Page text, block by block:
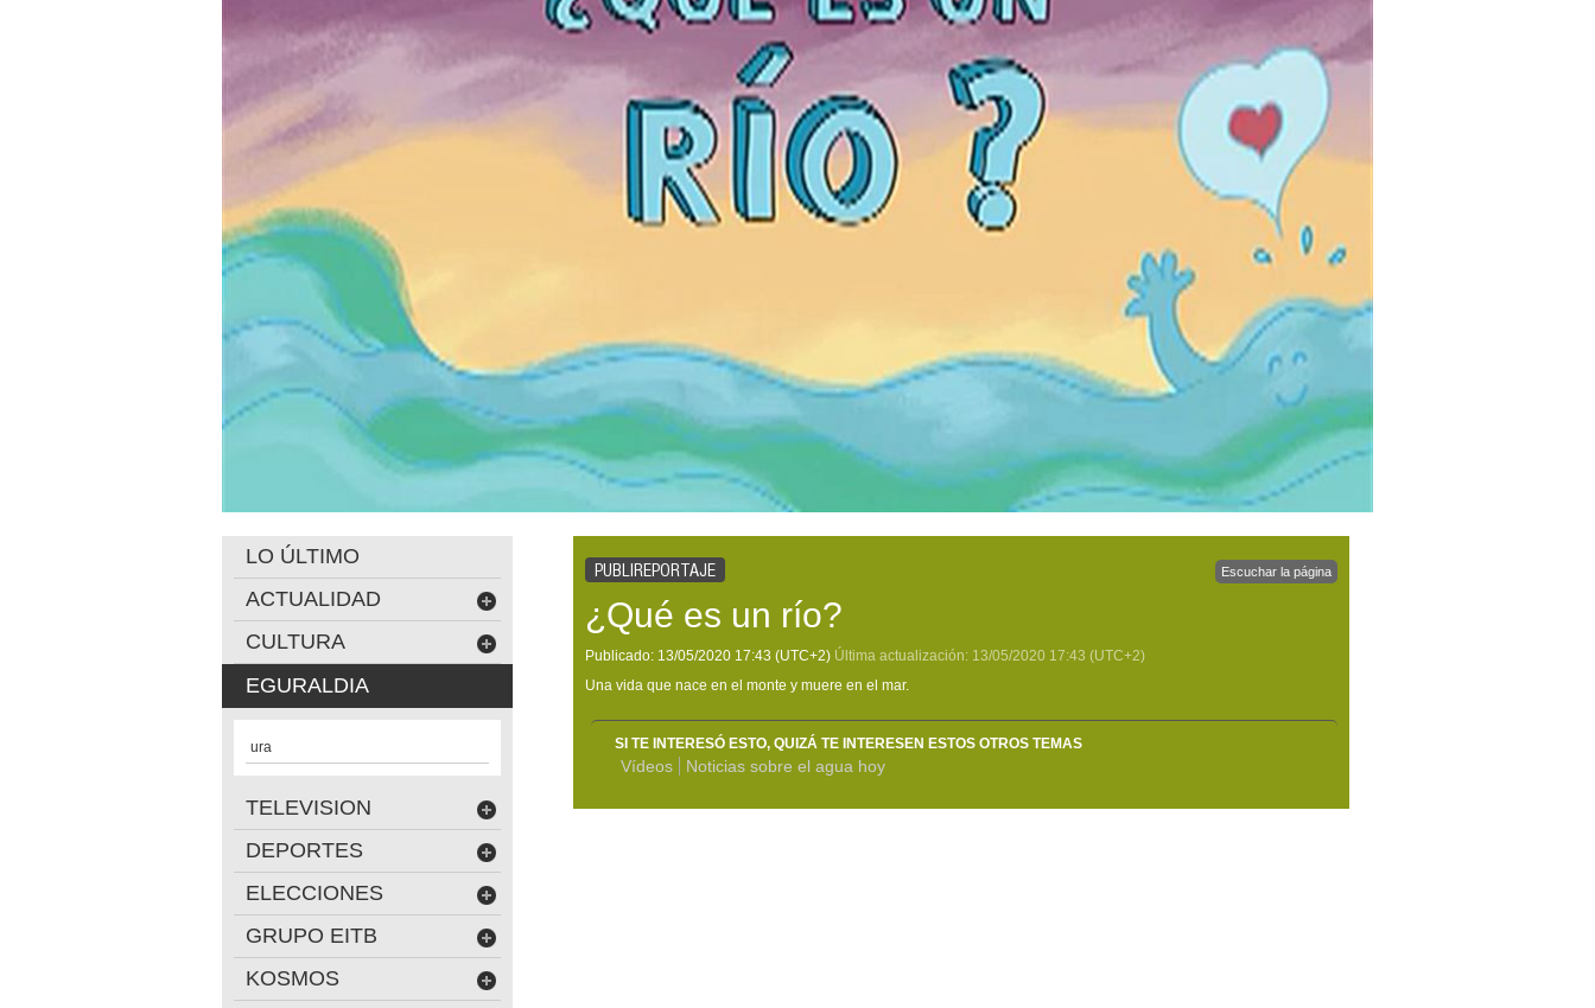
PUBLIREPORTAJE Escuchar la página
¿Qué es un río?
Publicado: 13/05/2020 17:43 (UTC+2) Última actualización: 13/05/2020 17:43 (UTC+2)
Una vida que nace en el monte y muere en el mar.
SI TE INTERESÓ ESTO, QUIZÁ TE INTERESEN ESTOS OTROS TEMAS
Vídeos Noticias sobre el agua hoy
LO ÚLTIMO
ACTUALIDAD
CULTURA
EGURALDIA
ura
TELEVISION
DEPORTES
ELECCIONES
GRUPO EITB
KOSMOS